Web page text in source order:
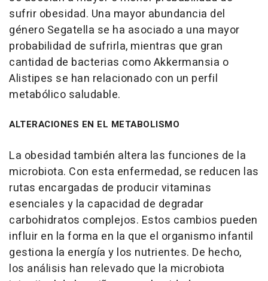
sufrir obesidad. Una mayor abundancia del
género Segatella se ha asociado a una mayor
probabilidad de sufrirla, mientras que gran
cantidad de bacterias como Akkermansia o
Alistipes se han relacionado con un perfil
metabólico saludable.
ALTERACIONES EN EL METABOLISMO
La obesidad también altera las funciones de la
microbiota. Con esta enfermedad, se reducen las
rutas encargadas de producir vitaminas
esenciales y la capacidad de degradar
carbohidratos complejos. Estos cambios pueden
influir en la forma en la que el organismo infantil
gestiona la energía y los nutrientes. De hecho,
los análisis han relevado que la microbiota